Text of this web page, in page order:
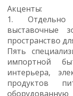
Акценты:
1. Отдельно
выставочные
пространство
Пять
импортной
интерьера,
продуктов
оборудованную